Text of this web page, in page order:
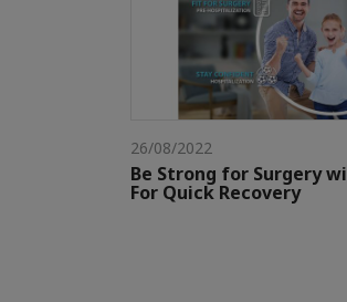
26/08/2022
Be Strong for Surgery
For Quick Recovery